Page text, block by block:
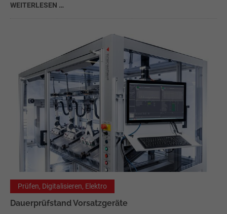
WEITERLESEN …
Prüfen, Digitalisieren, Elektro
Dauerprüfstand Vorsatzgeräte